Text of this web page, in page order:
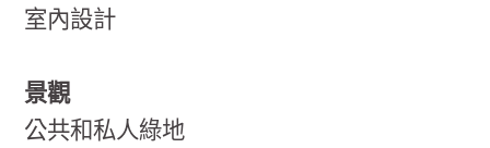
室內設計
景觀
公共和私人綠地